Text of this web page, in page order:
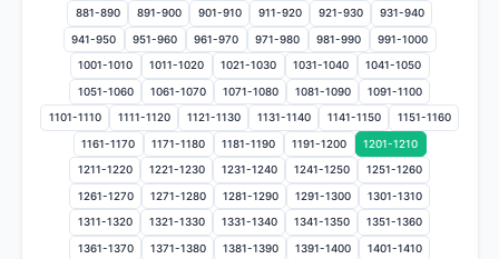
881-890 891-900 901-910 911-920 921-930 931-940
941-950 951-960 961-970 971-980 981-990 991-1000
1001-1010 1011-1020 1021-1030 1031-1040 1041-1050
1051-1060 1061-1070 1071-1080 1081-1090 1091-1100
1101-1110 1111-1120 1121-1130 1131-1140 1141-1150 1151-1160
1161-1170 1171-1180 1181-1190 1191-1200 1201-1210
1211-1220 1221-1230 1231-1240 1241-1250 1251-1260
1261-1270 1271-1280 1281-1290 1291-1300 1301-1310
1311-1320 1321-1330 1331-1340 1341-1350 1351-1360
1361-1370 1371-1380 1381-1390 1391-1400 1401-1410